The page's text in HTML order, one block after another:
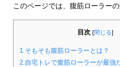
このページでは、腹筋ローラー
目次 [閉じる]
1.そもそも腹筋ローラーとは？
2.自宅トレで腹筋ローラーが最強